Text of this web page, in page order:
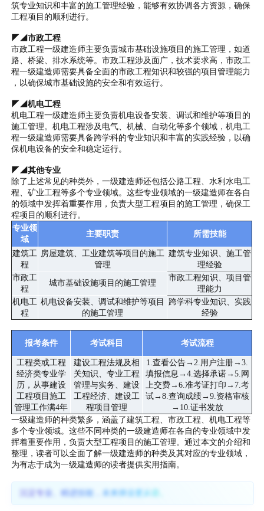
筑专业知识和丰富的施工管理经验，能够有效协调各方资源，确保
工程项目的顺利进行。
◤◢市政工程
市政工程一级建造师主要负责城市基础设施项目的施工管理，如道
路、桥梁、排水系统等。市政工程涉及面广，技术要求高，市政工
程一级建造师需要具备全面的市政工程知识和较强的项目管理能力
，以确保城市基础设施的安全和有效运行。
◤◢机电工程
机电工程一级建造师主要负责机电设备安装、调试和维护等项目的
施工管理。机电工程涉及电气、机械、自动化等多个领域，机电工
程一级建造师需要具备跨学科的专业知识和丰富的实践经验，以确
保机电设备的安全和稳定运行。
◤◢其他专业
除了上述常见的种类外，一级建造师还包括公路工程、水利水电工
程、矿业工程等多个专业领域。这些专业领域的一级建造师在各自
的领域中发挥着重要作用，负责大型工程项目的施工管理，确保工
程项目的顺利进行。
专业领
域
主要职责 所需技能
建筑工
程
房屋建筑、工业建筑等项目的施工
管理
建筑专业知识、施工管
理经验
市政工
程
城市基础设施项目的施工管理
市政工程知识、项目管
理能力
机电工
程
机电设备安装、调试和维护等项目
的施工管理
跨学科专业知识、实践
经验
报考条件 考试科目 考试流程
工程类或工程
经济类专业学
历，从事建设
工程项目施工
管理工作满4年
建设工程法规及相
关知识、专业工程
管理与实务、建设
工程经济、建设工
程项目管理
1.查看公告→2.用户注册→3.
填报信息→4.选择承诺→5.网
上交费→6.准考证打印→7.考
试→8.查询成绩→9.资格审核
→10.证书发放
一级建造师的种类繁多，涵盖了建筑工程、市政工程、机电工程等
多个专业领域。这些不同种类的一级建造师在各自的专业领域中发
挥着重要作用，负责大型工程项目的施工管理。通过本文的介绍和
整理，读者可以全面了解一级建造师的种类及其对应的专业领域，
为有志于成为一级建造师的读者提供实用指南。
沉淀专业、精进技能，未来择业更从容。